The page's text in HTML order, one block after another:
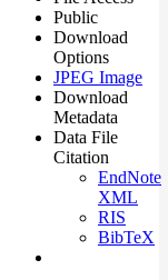
Public
Download
Options
JPEG Image
Download
Metadata
Data File
Citation
EndNote
XML
RIS
BibTeX